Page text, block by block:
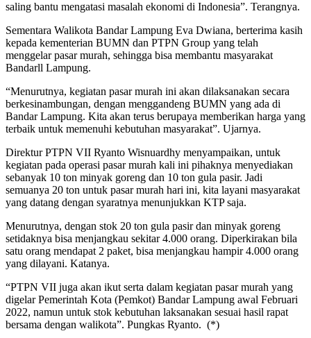
saling bantu mengatasi masalah ekonomi di Indonesia”. Terangnya.
Sementara Walikota Bandar Lampung Eva Dwiana, berterima kasih
kepada kementerian BUMN dan PTPN Group yang telah
menggelar pasar murah, sehingga bisa membantu masyarakat
Bandarll Lampung.
“Menurutnya, kegiatan pasar murah ini akan dilaksanakan secara
berkesinambungan, dengan menggandeng BUMN yang ada di
Bandar Lampung. Kita akan terus berupaya memberikan harga yang
terbaik untuk memenuhi kebutuhan masyarakat”. Ujarnya.
Direktur PTPN VII Ryanto Wisnuardhy menyampaikan, untuk
kegiatan pada operasi pasar murah kali ini pihaknya menyediakan
sebanyak 10 ton minyak goreng dan 10 ton gula pasir. Jadi
semuanya 20 ton untuk pasar murah hari ini, kita layani masyarakat
yang datang dengan syaratnya menunjukkan KTP saja.
Menurutnya, dengan stok 20 ton gula pasir dan minyak goreng
setidaknya bisa menjangkau sekitar 4.000 orang. Diperkirakan bila
satu orang mendapat 2 paket, bisa menjangkau hampir 4.000 orang
yang dilayani. Katanya.
“PTPN VII juga akan ikut serta dalam kegiatan pasar murah yang
digelar Pemerintah Kota (Pemkot) Bandar Lampung awal Februari
2022, namun untuk stok kebutuhan laksanakan sesuai hasil rapat
bersama dengan walikota”. Pungkas Ryanto. (*)